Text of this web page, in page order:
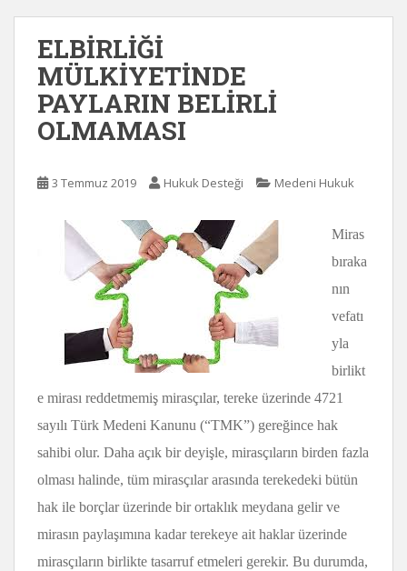
ELBİRLİĞİ
MÜLKİYETİNDE
PAYLARIN BELİRLİ
OLMAMASI
3 Temmuz 2019 Hukuk Desteği Medeni Hukuk
Miras
bıraka
nın
vefatı
yla
birlikt
e mirası reddetmemiş mirasçılar, tereke üzerinde 4721
sayılı Türk Medeni Kanunu (“TMK”) gereğince hak
sahibi olur. Daha açık bir deyişle, mirasçıların birden fazla
olması halinde, tüm mirasçılar arasında terekedeki bütün
hak ile borçlar üzerinde bir ortaklık meydana gelir ve
mirasın paylaşımına kadar terekeye ait haklar üzerinde
mirasçıların birlikte tasarruf etmeleri gerekir. Bu durumda,